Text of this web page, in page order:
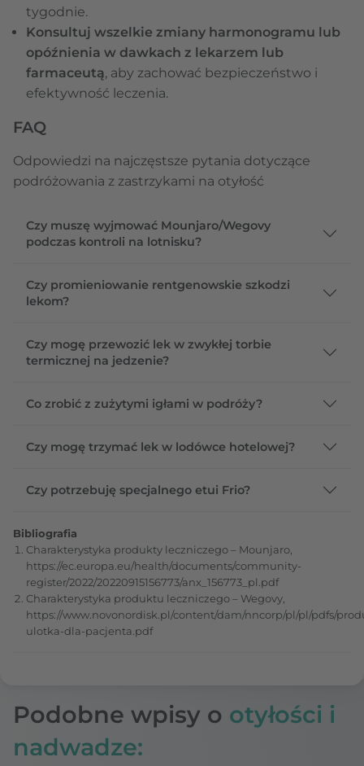
tygodnie.
Konsultuj wszelkie zmiany harmonogramu lub
opóźnienia w dawkach z lekarzem lub
farmaceutą, aby zachować bezpieczeństwo i
efektywność leczenia.
FAQ
Odpowiedzi na najczęstsze pytania dotyczące
podróżowania z zastrzykami na otyłość
Czy muszę wyjmować Mounjaro/Wegovy
podczas kontroli na lotnisku?
Czy promieniowanie rentgenowskie szkodzi
lekom?
Czy mogę przewozić lek w zwykłej torbie
termicznej na jedzenie?
Co zrobić z zużytymi igłami w podróży?
Czy mogę trzymać lek w lodówce hotelowej?
Czy potrzebuję specjalnego etui Frio?
Bibliografia
Charakterystyka produkty leczniczego – Mounjaro,
https://ec.europa.eu/health/documents/community-
register/2022/20220915156773/anx_156773_pl.pdf
Charakterystyka produktu leczniczego – Wegovy,
https://www.novonordisk.pl/content/dam/nncorp/pl/pl/pdfs/
ulotka-dla-pacjenta.pdf
Podobne wpisy o otyłości i
nadwadze: